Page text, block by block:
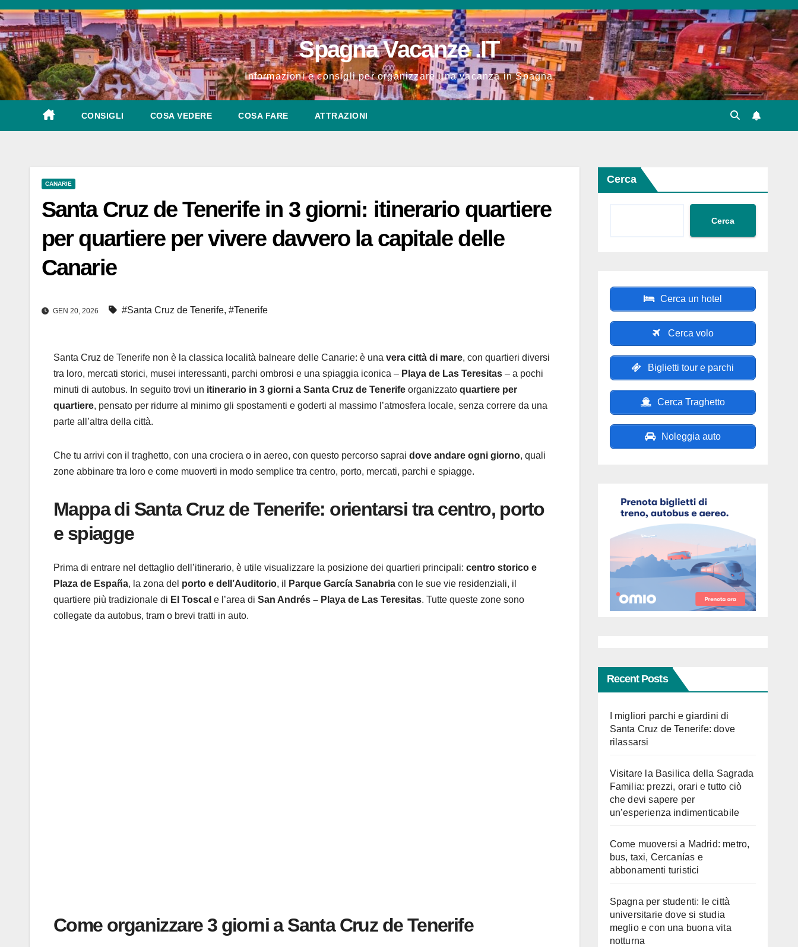
Salta
al
contenuto
Spagna Vacanze .IT
Informazioni e consigli per organizzare una vacanza in Spagna
CONSIGLI COSA VEDERE COSA FARE ATTRAZIONI
CANARIE
Santa Cruz de Tenerife in 3 giorni: itinerario quartiere
per quartiere per vivere davvero la capitale delle
Canarie
GEN 20, 2026 #Santa Cruz de Tenerife, #Tenerife
Santa Cruz de Tenerife non è la classica località balneare delle Canarie: è una vera città di mare, con quartieri diversi
tra loro, mercati storici, musei interessanti, parchi ombrosi e una spiaggia iconica – Playa de Las Teresitas – a pochi
minuti di autobus. In seguito trovi un itinerario in 3 giorni a Santa Cruz de Tenerife organizzato quartiere per
quartiere, pensato per ridurre al minimo gli spostamenti e goderti al massimo l’atmosfera locale, senza correre da una
parte all’altra della città.
Che tu arrivi con il traghetto, con una crociera o in aereo, con questo percorso saprai dove andare ogni giorno, quali
zone abbinare tra loro e come muoverti in modo semplice tra centro, porto, mercati, parchi e spiagge.
Mappa di Santa Cruz de Tenerife: orientarsi tra centro, porto
e spiagge
Prima di entrare nel dettaglio dell’itinerario, è utile visualizzare la posizione dei quartieri principali: centro storico e
Plaza de España, la zona del porto e dell’Auditorio, il Parque García Sanabria con le sue vie residenziali, il
quartiere più tradizionale di El Toscal e l’area di San Andrés – Playa de Las Teresitas. Tutte queste zone sono
collegate da autobus, tram o brevi tratti in auto.
Come organizzare 3 giorni a Santa Cruz de Tenerife
Cerca
Cerca
Cerca un hotel
Cerca volo
Biglietti tour e parchi
Cerca Traghetto
Noleggia auto
Recent Posts
I migliori parchi e giardini di
Santa Cruz de Tenerife: dove
rilassarsi
Visitare la Basilica della Sagrada
Familia: prezzi, orari e tutto ciò
che devi sapere per
un’esperienza indimenticabile
Come muoversi a Madrid: metro,
bus, taxi, Cercanías e
abbonamenti turistici
Spagna per studenti: le città
universitarie dove si studia
meglio e con una buona vita
notturna